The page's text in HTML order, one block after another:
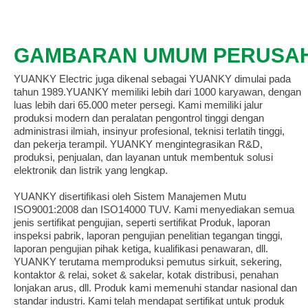
GAMBARAN UMUM
YUANKY Electric juga dikenal sebagai YUANKY dimulai pada
tahun 1989.YUANKY memiliki lebih dari 1000 karyawan, dengan
luas lebih dari 65.000 meter persegi. Kami memiliki jalur
produksi modern dan peralatan pengontrol tinggi dengan
administrasi ilmiah, insinyur profesional, teknisi terlatih tinggi,
dan pekerja terampil. YUANKY mengintegrasikan R&D,
produksi, penjualan, dan layanan untuk membentuk solusi
elektronik dan listrik yang lengkap.
YUANKY disertifikasi oleh Sistem Manajemen Mutu
ISO9001:2008 dan ISO14000 TUV. Kami menyediakan semua
jenis sertifikat pengujian, seperti sertifikat Produk, laporan
inspeksi pabrik, laporan pengujian penelitian tegangan tinggi,
laporan pengujian pihak ketiga, kualifikasi penawaran, dll.
YUANKY terutama memproduksi pemutus sirkuit, sekering,
kontaktor & relai, soket & sakelar, kotak distribusi, penahan
lonjakan arus, dll. Produk kami memenuhi standar nasional dan
standar industri. Kami telah mendapat sertifikat untuk produk